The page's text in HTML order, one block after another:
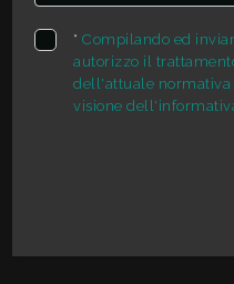
*Compilando ed
autorizzo il
dell'attuale normativa
visione